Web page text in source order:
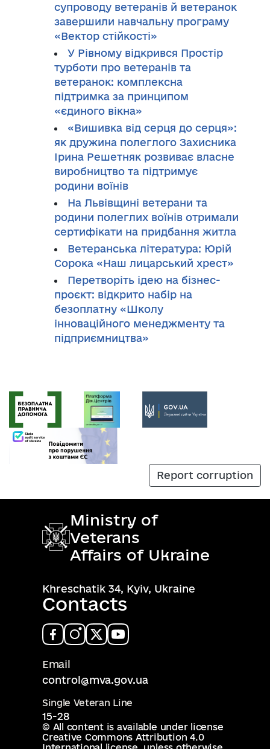
супроводу ветеранів й ветеранок
завершили навчальну програму
«Вектор стійкості»
У Рівному відкрився Простір
турботи про ветеранів та
ветеранок: комплексна
підтримка за принципом
«єдиного вікна»
«Вишивка від серця до серця»:
як дружина полеглого Захисника
Ірина Решетняк розвиває власне
виробництво та підтримує
родини воїнів
На Львівщині ветерани та
родини полеглих воїнів отримали
сертифікати на придбання житла
Ветеранська література: Юрій
Сорока «Наш лицарський хрест»
Перетворіть ідею на бізнес-
проєкт: відкрито набір на
безоплатну «Школу
інноваційного менеджменту та
підприємництва»
Report corruption
Ministry of
Veterans
Affairs of Ukraine
Khreschatik 34, Kyiv, Ukraine
Contacts
Email
control@mva.gov.ua
Single Veteran Line
15-28
© All content is available under license
Creative Commons Attribution 4.0